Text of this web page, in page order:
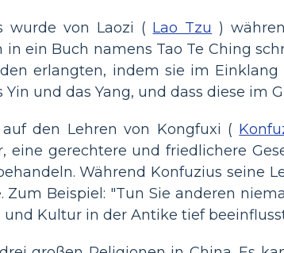
wurde von Laozi ( Lao Tzu )
ein Buch namens Tao Te Ching
erlangten, indem sie im
und das Yang, und dass diese im
auf den Lehren von Kongfuxi (
eine gerechtere und friedlichere
Während Konfuzius seine
Beispiel: "Tun Sie anderen
Kultur in der Antike tief